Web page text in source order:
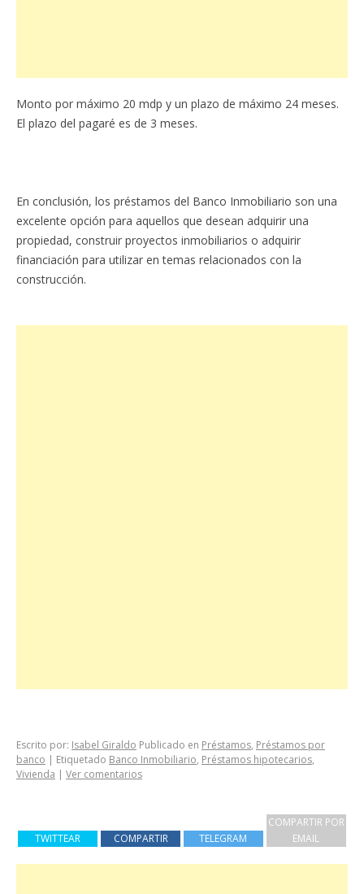
Monto por máximo 20 mdp y un plazo de máximo 24 meses.
El plazo del pagaré es de 3 meses.
En conclusión, los préstamos del Banco Inmobiliario son una
excelente opción para aquellos que desean adquirir una
propiedad, construir proyectos inmobiliarios o adquirir
financiación para utilizar en temas relacionados con la
construcción.
Escrito por: Isabel Giraldo Publicado en Préstamos, Préstamos por
banco | Etiquetado Banco Inmobiliario, Préstamos hipotecarios,
Vivienda | Ver comentarios
TWITTEAR COMPARTIR TELEGRAM
COMPARTIR POR
EMAIL